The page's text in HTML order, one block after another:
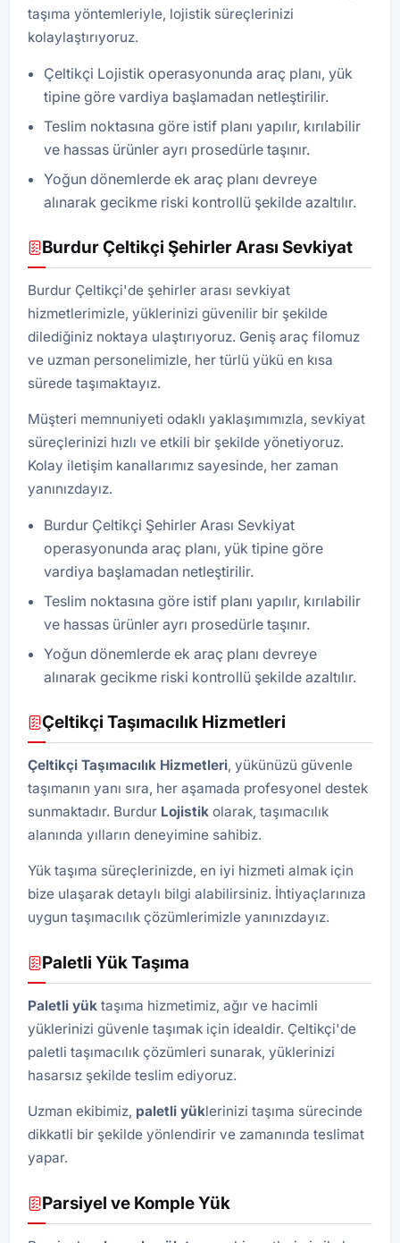
taşıma yöntemleriyle, lojistik süreçlerinizi
kolaylaştırıyoruz.
Çeltikçi Lojistik operasyonunda araç planı, yük
tipine göre vardiya başlamadan netleştirilir.
Teslim noktasına göre istif planı yapılır, kırılabilir
ve hassas ürünler ayrı prosedürle taşınır.
Yoğun dönemlerde ek araç planı devreye
alınarak gecikme riski kontrollü şekilde azaltılır.
Burdur Çeltikçi Şehirler Arası Sevkiyat
Burdur Çeltikçi'de şehirler arası sevkiyat
hizmetlerimizle, yüklerinizi güvenilir bir şekilde
dilediğiniz noktaya ulaştırıyoruz. Geniş araç filomuz
ve uzman personelimizle, her türlü yükü en kısa
sürede taşımaktayız.
Müşteri memnuniyeti odaklı yaklaşımımızla, sevkiyat
süreçlerinizi hızlı ve etkili bir şekilde yönetiyoruz.
Kolay iletişim kanallarımız sayesinde, her zaman
yanınızdayız.
Burdur Çeltikçi Şehirler Arası Sevkiyat
operasyonunda araç planı, yük tipine göre
vardiya başlamadan netleştirilir.
Teslim noktasına göre istif planı yapılır, kırılabilir
ve hassas ürünler ayrı prosedürle taşınır.
Yoğun dönemlerde ek araç planı devreye
alınarak gecikme riski kontrollü şekilde azaltılır.
Çeltikçi Taşımacılık Hizmetleri
Çeltikçi Taşımacılık Hizmetleri, yükünüzü güvenle
taşımanın yanı sıra, her aşamada profesyonel destek
sunmaktadır. Burdur Lojistik olarak, taşımacılık
alanında yılların deneyimine sahibiz.
Yük taşıma süreçlerinizde, en iyi hizmeti almak için
bize ulaşarak detaylı bilgi alabilirsiniz. İhtiyaçlarınıza
uygun taşımacılık çözümlerimizle yanınızdayız.
Paletli Yük Taşıma
Paletli yük taşıma hizmetimiz, ağır ve hacimli
yüklerinizi güvenle taşımak için idealdir. Çeltikçi'de
paletli taşımacılık çözümleri sunarak, yüklerinizi
hasarsız şekilde teslim ediyoruz.
Uzman ekibimiz, paletli yüklerinizi taşıma sürecinde
dikkatli bir şekilde yönlendirir ve zamanında teslimat
yapar.
Parsiyel ve Komple Yük